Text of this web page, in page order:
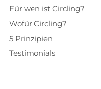
Für wen ist Circling?
Wofür Circling?
5 Prinzipien
Testimonials